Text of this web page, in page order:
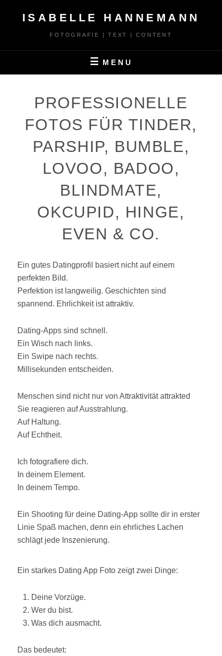
ISABELLE HANNEMANN
FOTOGRAFIE | TEXT | CONTENT
MENU
PROFESSIONELLE
FOTOS FÜR TINDER,
PARSHIP, BUMBLE,
LOVOO, BADOO,
BLINDMATE,
OKCUPID, HINGE,
EVEN & CO.
Ein gutes Datingprofil basiert nicht auf einem
perfekten Bild.
Perfektion ist langweilig. Geschichten sind
spannend. Ehrlichkeit ist attraktiv.
Dating-Apps sind schnell.
Ein Wisch nach links.
Ein Swipe nach rechts.
Millisekunden entscheiden.
Menschen sind nicht nur von Attraktivität attrakted
Sie reagieren auf Ausstrahlung.
Auf Haltung.
Auf Echtheit.
Ich fotografiere dich.
In deinem Element.
In deinem Tempo.
Ein Shooting für deine Dating-App sollte dir in erster
Linie Spaß machen, denn ein ehrliches Lachen
schlägt jede Inszenierung.
Ein starkes Dating App Foto zeigt zwei Dinge:
Deine Vorzüge.
Wer du bist.
Was dich ausmacht.
Das bedeutet: